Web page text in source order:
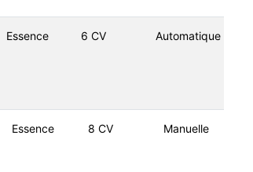
Essence 6 CV Automatique
Essence 8 CV Manuelle